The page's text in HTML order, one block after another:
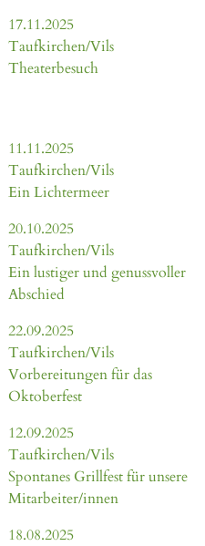
17.11.2025
Taufkirchen/Vils
Theaterbesuch
11.11.2025
Taufkirchen/Vils
Ein Lichtermeer
20.10.2025
Taufkirchen/Vils
Ein lustiger und genussvoller
Abschied
22.09.2025
Taufkirchen/Vils
Vorbereitungen für das
Oktoberfest
12.09.2025
Taufkirchen/Vils
Spontanes Grillfest für unsere
Mitarbeiter/innen
18.08.2025